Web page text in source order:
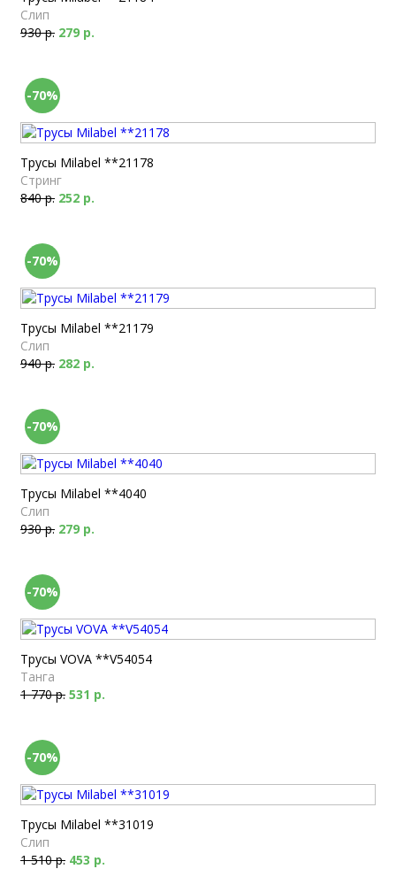
Слип
930 р. 279 р.
-70%
Трусы Milabel **21178
Стринг
840 р. 252 р.
-70%
Трусы Milabel **21179
Слип
940 р. 282 р.
-70%
Трусы Milabel **4040
Слип
930 р. 279 р.
-70%
Трусы VOVA **V54054
Танга
1 770 р. 531 р.
-70%
Трусы Milabel **31019
Слип
1 510 р. 453 р.